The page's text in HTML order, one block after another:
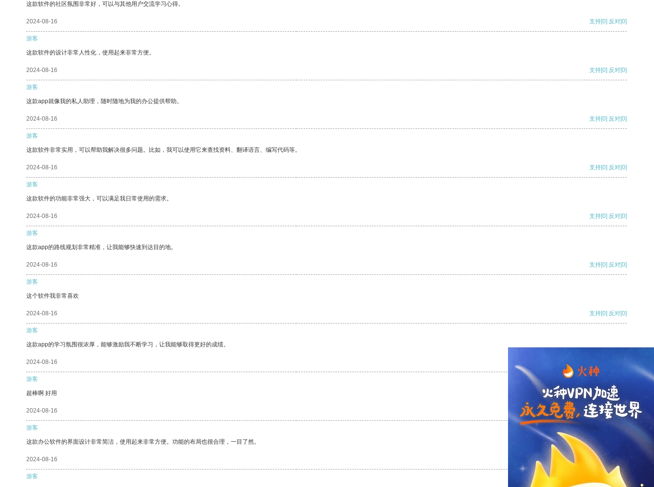
这款软件的社区氛围非常好，可以与其他用户交流学习心得。
2024-08-16 支持[0] 反对[0]
游客
这款软件的设计非常人性化，使用起来非常方便。
2024-08-16 支持[0] 反对[0]
游客
这款app就像我的私人助理，随时随地为我的办公提供帮助。
2024-08-16 支持[0] 反对[0]
游客
这款软件非常实用，可以帮助我解决很多问题。比如，我可以使用它来查找资料、翻译语言、编写代码等。
2024-08-16 支持[0] 反对[0]
游客
这款软件的功能非常强大，可以满足我日常使用的需求。
2024-08-16 支持[0] 反对[0]
游客
这款app的路线规划非常精准，让我能够快速到达目的地。
2024-08-16 支持[0] 反对[0]
游客
这个软件我非常喜欢
2024-08-16 支持[0] 反对[0]
游客
这款app的学习氛围很浓厚，能够激励我不断学习，让我能够取得更好的成绩。
2024-08-16
游客
超棒啊 好用
2024-08-16 支持 [0] 反对[0]
游客
这款办公软件的界面设计非常简洁，使用起来非常方便。功能的布局也很合理，一目了然。
2024-08-16 支持[0] 反对
游客